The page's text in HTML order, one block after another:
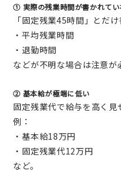
① 実際の残業時間が書かれてい
「固定残業45時間」とだけ
・平均残業時間
・退勤時間
などが不明な場合は注意が
② 基本給が極端に低い
固定残業代で給与を高く見
例：
・基本給18万円
・固定残業代12万円
など。